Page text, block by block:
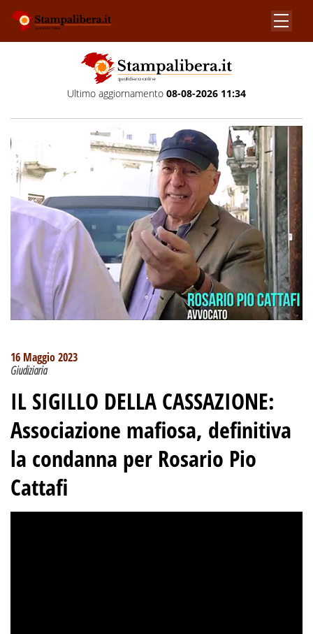
Ultimo aggiornamento 08-08-2026 11:34
16 Maggio 2023
Giudiziaria
IL SIGILLO DELLA CASSAZIONE:
Associazione mafiosa, definitiva
la condanna per Rosario Pio
Cattafi